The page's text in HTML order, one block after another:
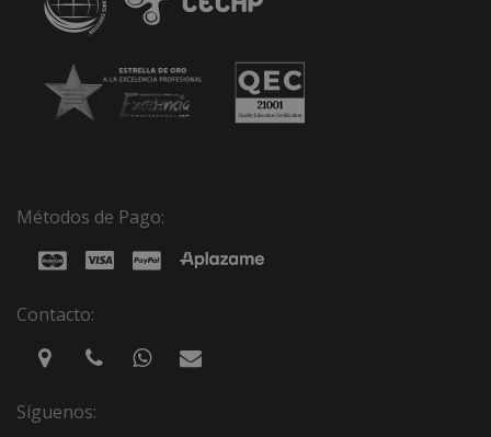
Métodos de Pago:
Contacto:
Síguenos: